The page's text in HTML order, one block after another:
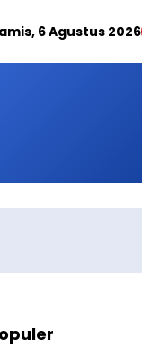
6 Agustus 2026